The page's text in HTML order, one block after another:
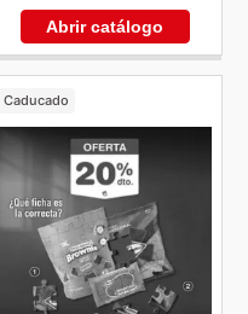
Abrir catálogo
Caducado